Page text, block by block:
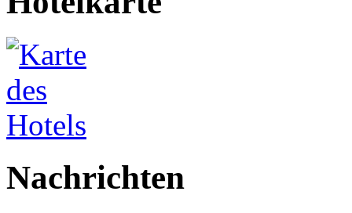
Nachrichten